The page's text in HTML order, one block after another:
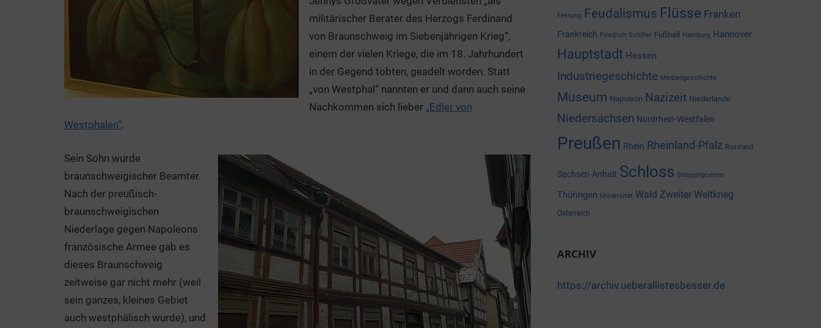
militärischer Berater des Herzogs Ferdinand
von Braunschweig im Siebenjährigen Krieg“,
einem der vielen Kriege, die im 18. Jahrhundert
in der Gegend tobten, geadelt worden. Statt
„von Westphal“ nannten er und dann auch seine
Nachkommen sich lieber „Edler von
Westphalen“.
Sein Sohn wurde
braunschweigischer Beamter.
Nach der preußisch-
braunschweigischen
Niederlage gegen Napoleons
französische Armee gab es
dieses Braunschweig
zeitweise gar nicht mehr (weil
sein ganzes, kleines Gebiet
auch westphälisch wurde), und
Festung Feudalismus Flüsse Franken
Frankreich Friedrich Schiller Fußball Hamburg Hannover
Hauptstadt Hessen
Industriegeschichte Mediengeschichte
Museum Napoleon Nazizeit Niederlande
Niedersachsen Nordrhein-Westfalen
Preußen Rhein Rheinland-Pfalz Russland
Sachsen-Anhalt Schloss Shoppingcenter
Thüringen Universität Wald Zweiter Weltkrieg
Österreich
ARCHIV
https://archiv.ueberallistesbesser.de